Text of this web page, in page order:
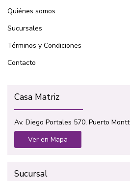
Quiénes somos
Sucursales
Términos y Condiciones
Contacto
Casa Matriz
Av. Diego Portales 570, Puerto Montt
Ver en Mapa
Sucursal